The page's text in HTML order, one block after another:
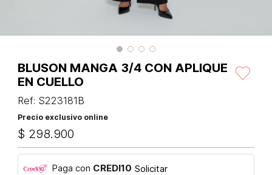
BLUSON MANGA 3/4 CON APLIQUE
EN CUELLO
Ref: S223181B
Precio exclusivo online
$ 298.900
Paga con CREDI10 Solicitar